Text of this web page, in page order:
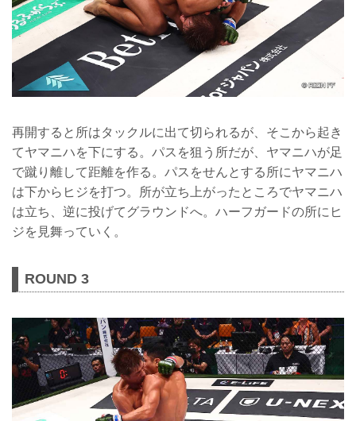
再開すると所はタックルに出て切られるが、そこから起き
てヤマニハを下にする。パスを狙う所だが、ヤマニハが足
で蹴り離して距離を作る。パスをせんとする所にヤマニハ
は下からヒジを打つ。所が立ち上がったところでヤマニハ
は立ち、逆に投げてグラウンドへ。ハーフガードの所にヒ
ジを見舞っていく。
ROUND 3